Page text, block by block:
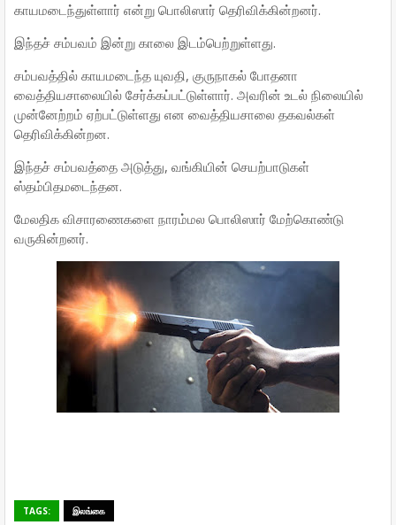
காயமடைந்துள்ளார் என்று பொலிஸார் தெரிவிக்கின்றனர்.
இந்தச் சம்பவம் இன்று காலை இடம்பெற்றுள்ளது.
சம்பவத்தில் காயமடைந்த யுவதி, குருநாகல் போதனா
வைத்தியசாலையில் சேர்க்கப்பட்டுள்ளார். அவரின் உடல் நிலையில்
முன்னேற்றம் ஏற்பட்டுள்ளது என வைத்தியசாலை தகவல்கள்
தெரிவிக்கின்றன.
இந்தச் சம்பவத்தை அடுத்து, வங்கியின் செயற்பாடுகள்
ஸ்தம்பிதமடைந்தன.
மேலதிக விசாரணைகளை நாரம்மல பொலிஸார் மேற்கொண்டு
வருகின்றனர்.
TAGS: இலங்கை